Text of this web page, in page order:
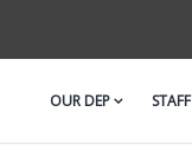
OUR DEP STAFF